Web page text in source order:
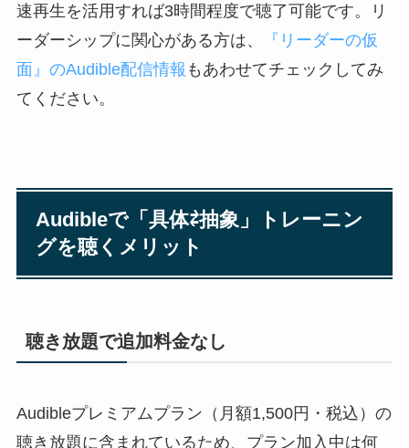
速再生を活用すれば3時間程度で聴了可能です。リ
ーダーシップに関心がある方は、
『リーダーの仮
面』のAudible配信情報 もあわせてチェックしてみ
てください。
Audibleで「具体⇄抽象」トレーニン
グを聴くメリット
聴き放題で追加料金なし
Audibleプレミアムプラン（月額1,500円・税込）の
聴き放題に含まれているため、プラン加入中は何